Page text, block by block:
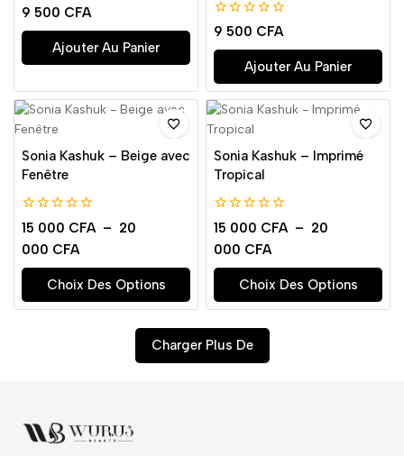
0
de
5
9 500 CFA
Ajouter Au Panier
0
de
5
9 500 CFA
Ajouter Au Panier
Sonia Kashuk – Beige avec
Fenêtre
0
de
5
15 000 CFA – 20
000 CFA
Choix Des Options
Sonia Kashuk – Imprimé
Tropical
0
de
5
15 000 CFA – 20
000 CFA
Choix Des Options
Charger Plus De